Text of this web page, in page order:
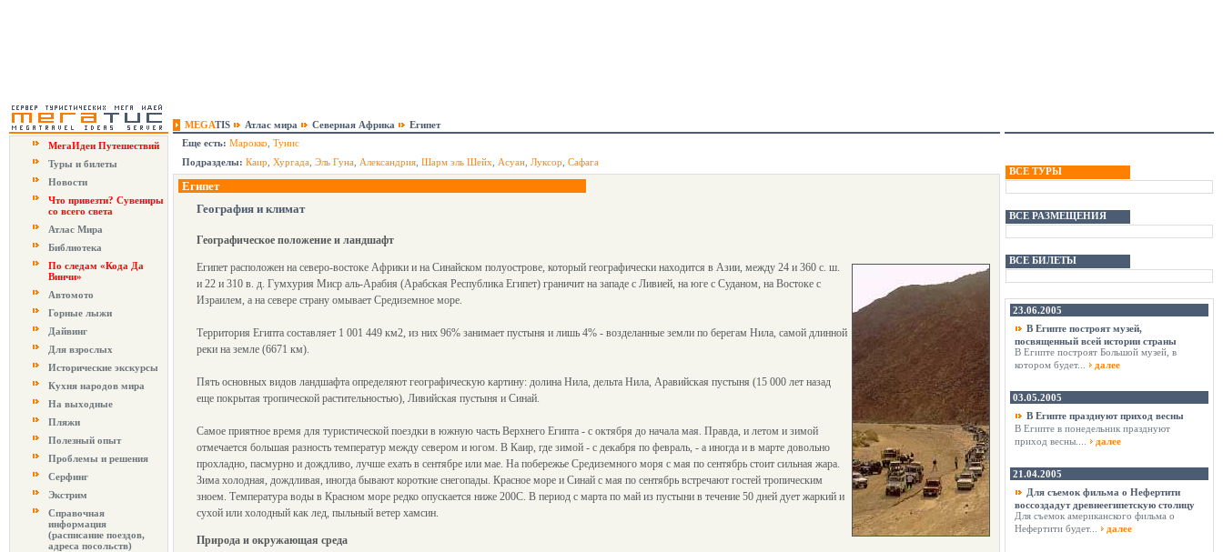
MEGATIS Атлас мира Северная Африка
Египет
МегаИдеи Путешествий
Туры и билеты
Новости
Что привезти? Сувениры
со всего света
Атлас Мира
Библиотека
По следам «Кода Да
Винчи»
Автомото
Горные лыжи
Дайвинг
Для взрослых
Исторические экскурсы
Кухня народов мира
На выходные
Пляжи
Полезный опыт
Проблемы и решения
Серфинг
Экстрим
Справочная
информация
(расписание поездов,
адреса посольств)
Еще есть: Марокко Тунис
Подразделы: Каир Хургада Эль Гуна Александрия Шарм эль Шейх Асуан Луксор Сафага
Египет
География и климат
Географическое положение и ландшафт
Египет расположен на северо-востоке Африки и на Синайском полуострове, который географически находится в Азии, между 24 и 360 с. ш.
и 22 и 310 в. д. Гумхурия Миср аль-Арабия (Арабская Республика Египет) граничит на западе с Ливией, на юге с Суданом, на Востоке с
Израилем, а на севере страну омывает Средиземное море.
Территория Египта составляет 1 001 449 км2, из них 96% занимает пустыня и лишь 4% - возделанные земли по берегам Нила, самой длинной
реки на земле (6671 км).
Пять основных видов ландшафта определяют географическую картину: долина Нила, дельта Нила, Аравийская пустыня (15 000 лет назад
еще покрытая тропической растительностью), Ливийская пустыня и Синай.
Самое приятное время для туристической поездки в южную часть Верхнего Египта - с октября до начала мая. Правда, и летом и зимой
отмечается большая разность температур между севером и югом. В Каир, где зимой - с декабря по февраль, - а иногда и в марте довольно
прохладно, пасмурно и дождливо, лучше ехать в сентябре или мае. На побережье Средиземного моря с мая по сентябрь стоит сильная жара.
Зима холодная, дождливая, иногда бывают короткие снегопады. Красное море и Синай с мая по сентябрь встречают гостей тропическим
зноем. Температура воды в Красном море редко опускается ниже 200С. В период с марта по май из пустыни в течение 50 дней дует жаркий и
сухой или холодный как лед, пыльный ветер хамсин.
Природа и окружающая среда
ВСЕ ТУРЫ
ВСЕ РАЗМЕЩЕНИЯ
ВСЕ БИЛЕТЫ
23.06.2005
В Египте построят музей,
посвященный всей истории страны
В Египте построят Большой музей, в
котором будет...
далее
03.05.2005
В Египте празднуют приход весны
В Египте в понедельник празднуют
приход весны....
далее
21.04.2005
Для съемок фильма о Нефертити
воссоздадут древнеегипетскую столицу
Для съемок американского фильма о
Нефертити будет...
далее